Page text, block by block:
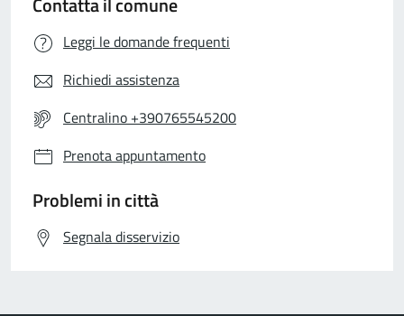
Leggi le domande frequenti
Richiedi assistenza
Centralino +390765545200
Prenota appuntamento
Problemi in città
Segnala disservizio